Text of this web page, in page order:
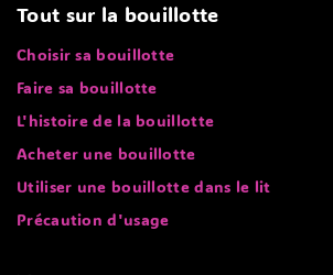
Tout sur la bouillotte
Choisir sa bouillotte
Faire sa bouillotte
L'histoire de la bouillotte
Acheter une bouillotte
Utiliser une bouillotte dans le lit
Précaution d'usage